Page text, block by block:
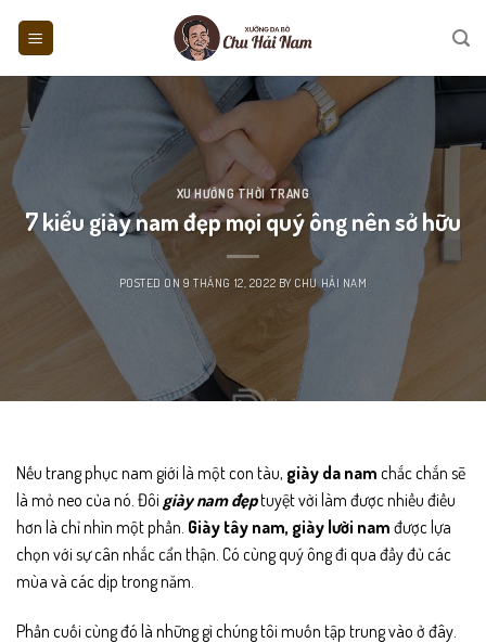
XU HƯỚNG THỜI TRANG
7 kiểu giày nam đẹp mọi quý ông nên sở hữu
POSTED ON9 THÁNG 12, 2022 BY CHU HẢI NAM
Nếu trang phục nam giới là một con tàu, giày da nam chắc chắn sẽ
là mỏ neo của nó. Đôi giày nam đẹptuyệt vời làm được nhiều điều
hơn là chỉ nhìn một phần. Giày tây nam, giày lười nam được lựa
chọn với sự cân nhắc cẩn thận. Có cùng quý ông đi qua đầy đủ các
mùa và các dịp trong năm.
Phần cuối cùng đó là những gì chúng tôi muốn tập trung vào ở đây.